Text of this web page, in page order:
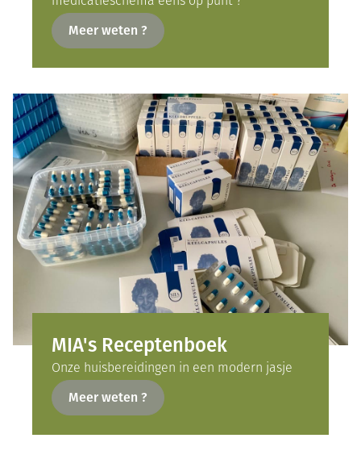
Meer weten ?
MIA's Receptenboek
Onze huisbereidingen in een modern jasje
Meer weten ?